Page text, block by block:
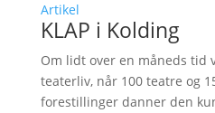
Artikel
KLAP i Kolding
Om lidt over en måneds tid
teaterliv, når 100 teatre og
forestillinger danner den